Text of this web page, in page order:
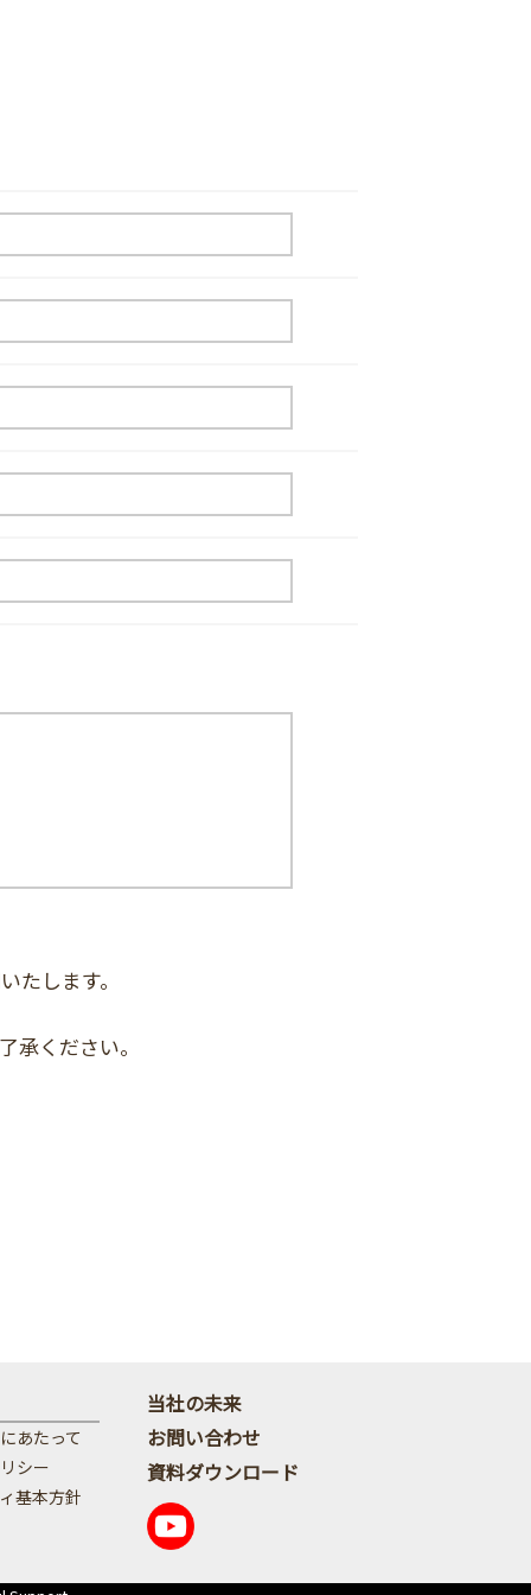
たします。
承ください。
あたって
シー
基本方針
当社の未来
お問い合わせ
資料ダウンロード